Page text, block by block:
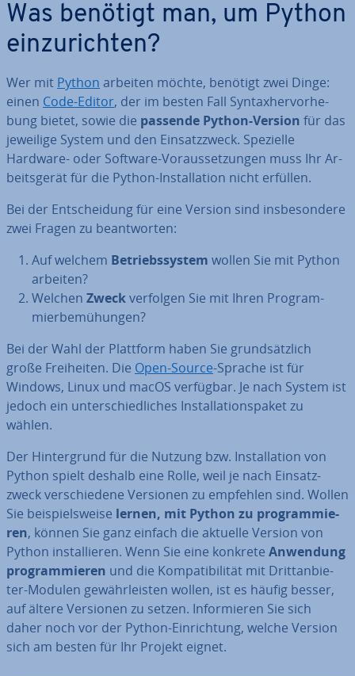
Was benötigt man, um Python
ein­zu­rich­ten?
Wer mit Python arbeiten möchte, benötigt zwei Dinge:
einen Code-Editor, der im besten Fall Syn­tax­her­vor­he­
bung bietet, sowie die passende Python-Version für das
jeweilige System und den Ein­satz­zweck. Spezielle
Hardware- oder Software-Vor­aus­set­zun­gen muss Ihr Ar­
beits­ge­rät für die Python-In­stal­la­ti­on nicht erfüllen.
Bei der Ent­schei­dung für eine Version sind ins­be­son­de­re
zwei Fragen zu be­ant­wor­ten:
Auf welchem Be­triebs­sys­tem wollen Sie mit Python
arbeiten?
Welchen Zweckverfolgen Sie mit Ihren Pro­gram­
mier­be­mü­hun­gen?
Bei der Wahl der Plattform haben Sie grund­sätz­lich
große Frei­hei­ten. Die Open-Source-Sprache ist für
Windows, Linux und macOS verfügbar. Je nach System ist
jedoch ein un­ter­schied­li­ches In­stal­la­ti­ons­pa­ket zu
wählen.
Der Hin­ter­grund für die Nutzung bzw. In­stal­la­ti­on von
Python spielt deshalb eine Rolle, weil je nach Ein­satz­
zweck ver­schie­de­ne Versionen zu empfehlen sind. Wollen
Sie bei­spiels­wei­se lernen, mit Python zu pro­gram­mie­
ren, können Sie ganz einfach die aktuelle Version von
Python in­stal­lie­ren. Wenn Sie eine konkrete Anwendung
pro­gram­mie­ren und die Kom­pa­ti­bi­li­tät mit Dritt­an­bie­
ter-Modulen ge­währ­leis­ten wollen, ist es häufig besser,
auf ältere Versionen zu setzen. In­for­mie­ren Sie sich
daher noch vor der Python-Ein­rich­tung, welche Version
sich am besten für Ihr Projekt eignet.